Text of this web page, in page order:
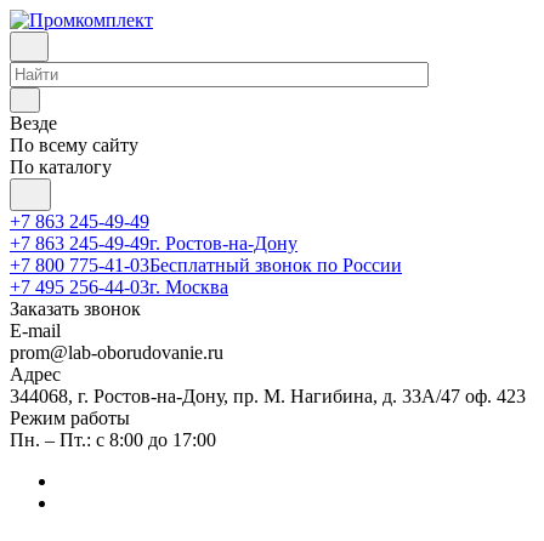
Везде
По всему сайту
По каталогу
+7 863 245-49-49
+7 863 245-49-49г. Ростов-на-Дону
+7 800 775-41-03Бесплатный звонок по России
+7 495 256-44-03г. Москва
Заказать звонок
E-mail
prom@lab-oborudovanie.ru
Адрес
344068, г. Ростов-на-Дону, пр. М. Нагибина, д. 33А/47 оф. 423
Режим работы
Пн. – Пт.: с 8:00 до 17:00